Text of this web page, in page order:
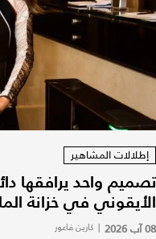
إطلالات المشاهير
تصميم واحد يرافقها
الأيقوني في خزانة
08 آب 2026 | كارين فاعور